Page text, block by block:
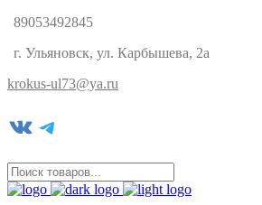
89053492845
г. Ульяновск, ул. Карбышева, 2а
krokus-ul73@ya.ru
VK Telegram